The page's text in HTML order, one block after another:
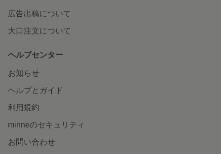
広告出稿について
大口注文について
ヘルプセンター
お知らせ
ヘルプとガイド
利用規約
minneのセキュリティ
お問い合わせ